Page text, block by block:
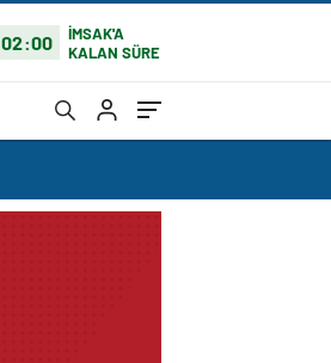
02:00
İMSAK'A
KALAN SÜRE